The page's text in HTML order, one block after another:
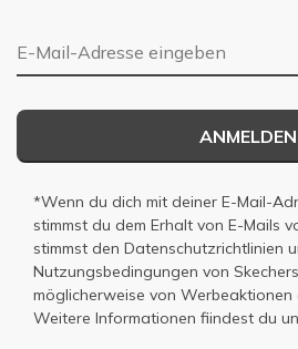
E-Mail-Adresse
ANMELDEN
*Wenn du dich mit deiner E-Mail-
stimmst du dem Erhalt von E-Mails
stimmst den Datenschutzrichtlinien
Nutzungsbedingungen von
möglicherweise von Werbeaktionen
Weitere Informationen fiindest du